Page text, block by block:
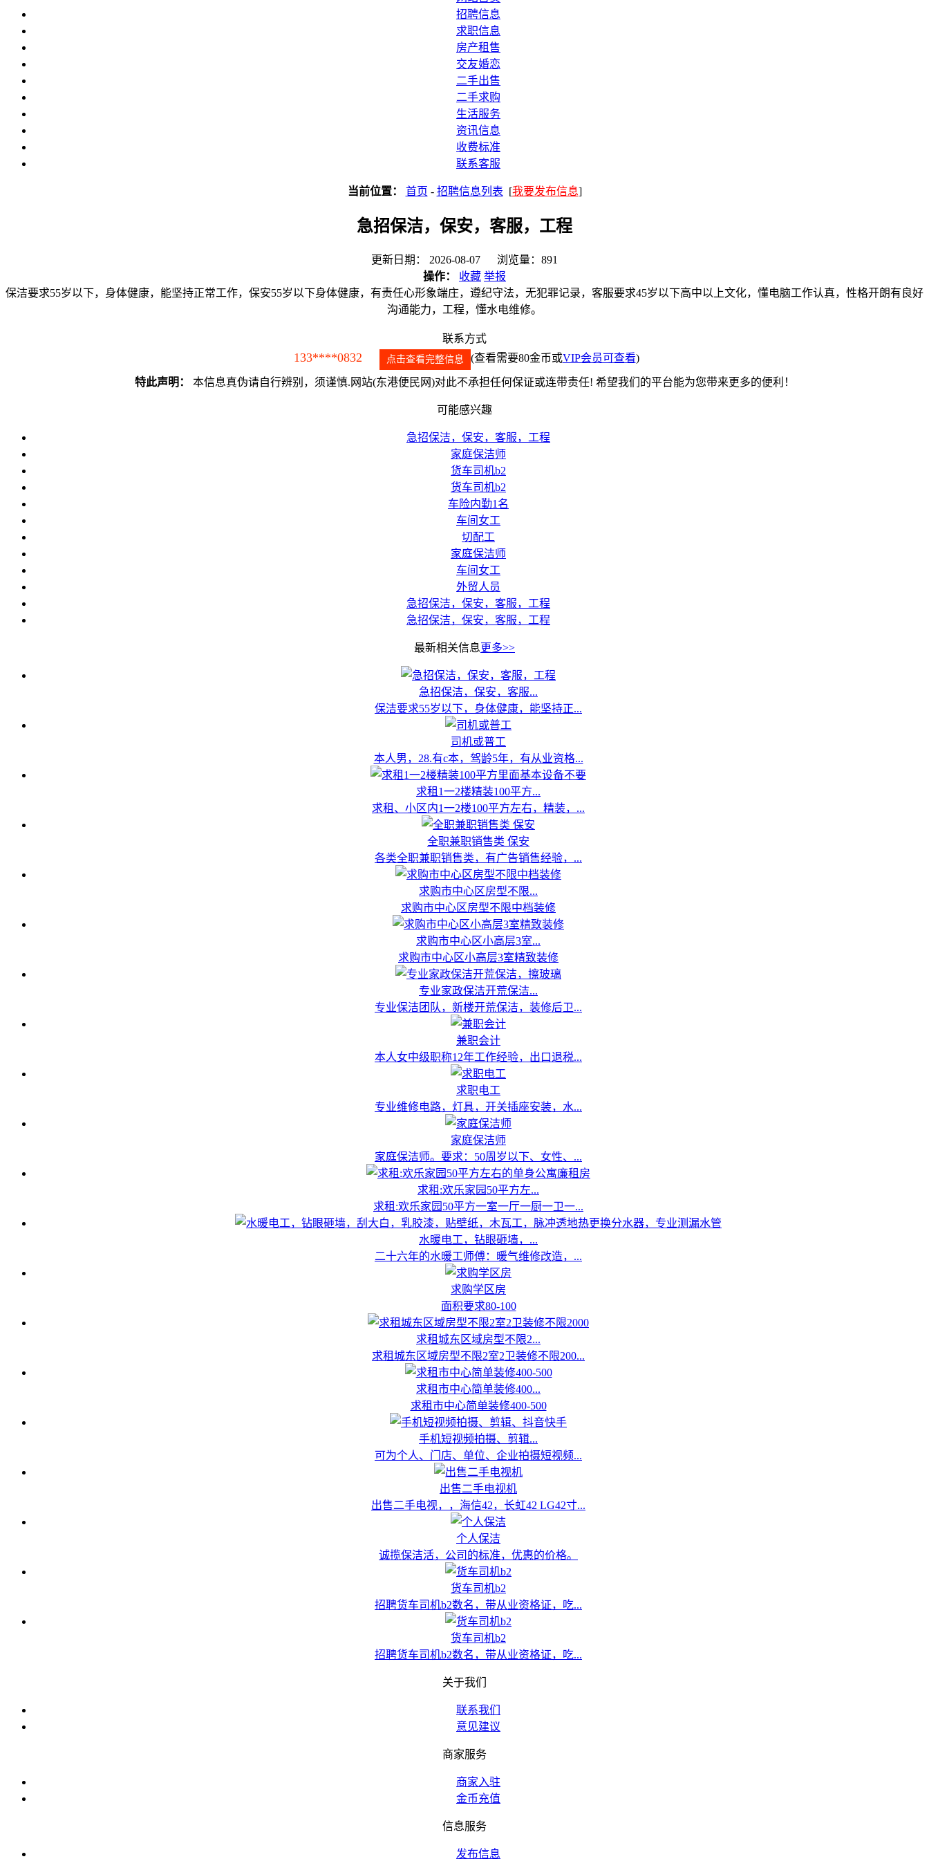
招聘信息
求职信息
房产租售
交友婚恋
二手出售
二手求购
生活服务
资讯信息
收费标准
联系客服
当前位置： 首页 - 招聘信息列表 [我要发布信息]
急招保洁，保安，客服，工程
更新日期： 2026-08-07 浏览量：891
操作：
收藏 举报
保洁要求55岁以下，身体健康，能坚持正常工作，保安55岁以下身体健康，有责任心形象端庄，遵纪守法，无犯罪记录，客服要求45岁以下高中以上文化，懂电脑工作认真，性格开朗有良好
沟通能力，工程，懂水电维修。
联系方式
133****0832 点击查看完整信息 (查看需要80金币或VIP会员可查看)
特此声明： 本信息真伪请自行辨别，须谨慎.网站(东港便民网)对此不承担任何保证或连带责任! 希望我们的平台能为您带来更多的便利！
可能感兴趣
急招保洁，保安，客服，工程
家庭保洁师
货车司机b2
货车司机b2
车险内勤1名
车间女工
切配工
家庭保洁师
车间女工
外贸人员
急招保洁，保安，客服，工程
急招保洁，保安，客服，工程
最新相关信息更多>>
急招保洁，保安，客服...
保洁要求55岁以下，身体健康，能坚持正...
司机或普工
本人男，28.有c本，驾龄5年，有从业资格...
求租1一2楼精装100平方...
求租、小区内1一2楼100平方左右，精装，...
全职兼职销售类 保安
各类全职兼职销售类，有广告销售经验，...
求购市中心区房型不限...
求购市中心区房型不限中档装修
求购市中心区小高层3室...
求购市中心区小高层3室精致装修
专业家政保洁开荒保洁...
专业保洁团队，新楼开荒保洁，装修后卫...
兼职会计
本人女中级职称12年工作经验，出口退税...
求职电工
专业维修电路，灯具，开关插座安装，水...
家庭保洁师
家庭保洁师。要求：50周岁以下、女性、...
求租:欢乐家园50平方左...
求租:欢乐家园50平方一室一厅一厨一卫一...
水暖电工，钻眼砸墙，...
二十六年的水暖工师傅：暖气维修改造，...
求购学区房
面积要求80-100
求租城东区域房型不限2...
求租城东区域房型不限2室2卫装修不限200...
求租市中心简单装修400...
求租市中心简单装修400-500
手机短视频拍摄、剪辑...
可为个人、门店、单位、企业拍摄短视频...
出售二手电视机
出售二手电视，，海信42，长虹42 LG42寸...
个人保洁
诚揽保洁活，公司的标准，优惠的价格。
货车司机b2
招聘货车司机b2数名，带从业资格证，吃...
货车司机b2
招聘货车司机b2数名，带从业资格证，吃...
关于我们
联系我们
意见建议
商家服务
商家入驻
金币充值
信息服务
发布信息